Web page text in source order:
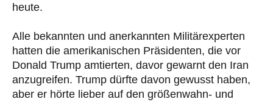
heute.
Alle bekannten und anerkannten Militärexperten
hatten die amerikanischen Präsidenten, die vor
Donald Trump amtierten, davor gewarnt den Iran
anzugreifen. Trump dürfte davon gewusst haben,
aber er hörte lieber auf den größenwahn- und